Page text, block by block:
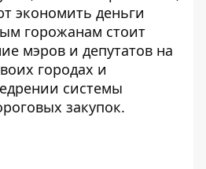
экономить деньги
горожанам стоит
мэров и депутатов на
городах и
системы
закупок.